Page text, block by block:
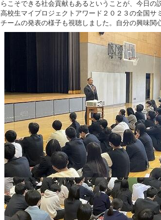
らこそできる社会貢献もあるということが、今日
高校生マイプロジェクトアワード２０２３の全国
チームの発表の様子も視聴しました。自分の興味関